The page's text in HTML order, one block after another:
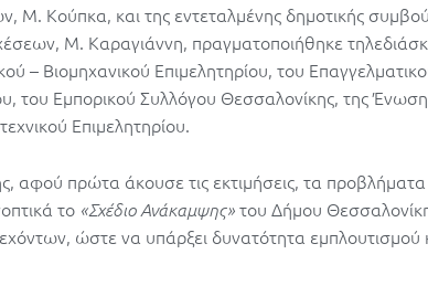
Μ. Κούπκα, και της εντεταλμένης δημοτικής
Μ. Καραγιάννη, πραγματοποιήθηκε
– Βιομηχανικού Επιμελητηρίου, του
του Εμπορικού Συλλόγου Θεσσαλονίκης, της
Επιμελητηρίου.
αφού πρώτα άκουσε τις εκτιμήσεις, τα προβλήματα
το «Σχέδιο Ανάκαμψης» του Δήμου
ώστε να υπάρξει δυνατότητα εμπλουτισμού